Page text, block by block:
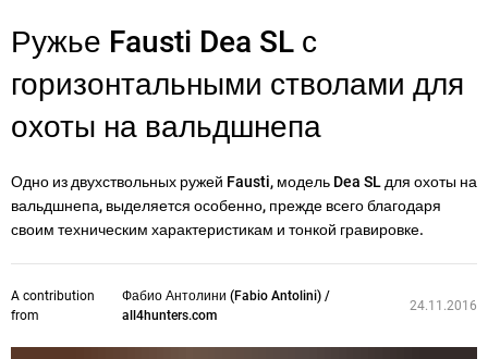
IT
Ружье Fausti Dea SL с
горизонтальными стволами для
охоты на вальдшнепа
Одно из двухствольных ружей Fausti, модель Dea SL для охоты на
вальдшнепа, выделяется особенно, прежде всего благодаря
своим техническим характеристикам и тонкой гравировке.
A contribution
from
Фабио Антолини (Fabio Antolini) /
all4hunters.com
24.11.2016